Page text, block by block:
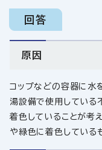
回答
原因
コップなどの容器に水
湯設備で使用している
着色していることが考
や緑色に着色している